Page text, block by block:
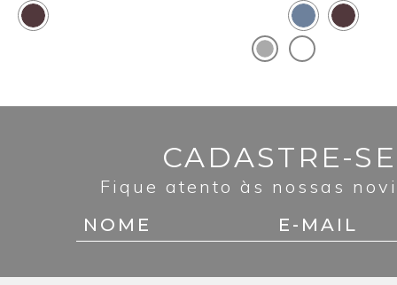
CADASTRE-
Fique atento às nossas